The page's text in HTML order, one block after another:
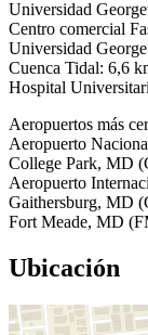
Universidad
Centro comercial
Universidad
Cuenca Tidal: 6,6
Hospital
Aeropuertos más
Aeropuerto
College Park, MD
Aeropuerto
Gaithersburg, MD
Fort Meade, MD
Ubicación